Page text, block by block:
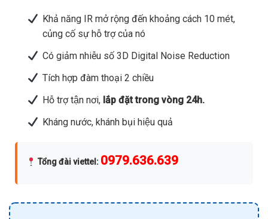
Khả năng IR mở rộng đến khoảng cách 10 mét,
củng cố sự hỗ trợ của nó
Có giảm nhiễu số 3D Digital Noise Reduction
Tích hợp đàm thoại 2 chiều
Hỗ trợ tận nơi,lắp đặt trong vòng 24h.
Kháng nước, khánh bụi hiệu quả
Tổng đài viettel : 0979.636.639